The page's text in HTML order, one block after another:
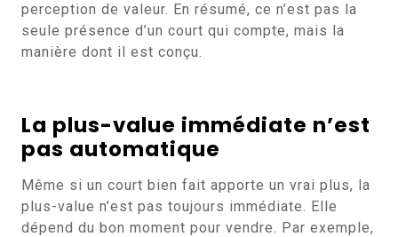
perception de valeur. En résumé, ce n’est pas la
seule présence d’un court qui compte, mais la
manière dont il est conçu.
La plus-value immédiate n’est
pas automatique
Même si un court bien fait apporte un vrai plus, la
plus-value n’est pas toujours immédiate. Elle
dépend du bon moment pour vendre. Par exemple,